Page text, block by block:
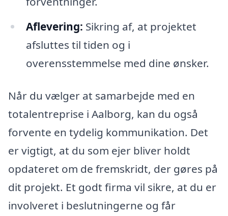
Aflevering: Sikring af, at projektet
afsluttes til tiden og i
overensstemmelse med dine ønsker.
Når du vælger at samarbejde med en
totalentreprise i Aalborg, kan du også
forvente en tydelig kommunikation. Det
er vigtigt, at du som ejer bliver holdt
opdateret om de fremskridt, der gøres på
dit projekt. Et godt firma vil sikre, at du er
involveret i beslutningerne og får